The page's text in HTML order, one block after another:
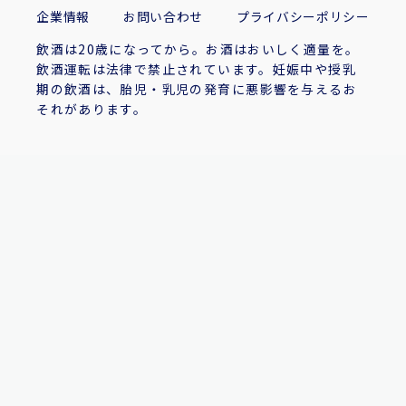
飲酒は20歳になってから。お酒はおいしく適量を。
飲酒運転は法律で禁止されています。妊娠中や授乳
期の飲酒は、胎児・乳児の発育に悪影響を与えるお
それがあります。
企業情報 お問い合わせ プライバシーポリシー